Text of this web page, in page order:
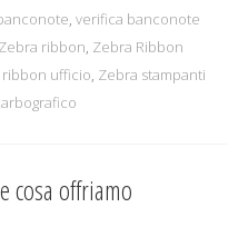
, verifica banconote
Zebra ribbon, Zebra Ribbon
ufficio, Zebra stampanti
cosa offriamo